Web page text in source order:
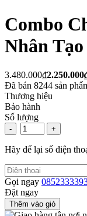
Combo
Nhân
3.480.000₫
Đã bán 8244 sản
Thương hiệu
Bảo hành
Số lượng
- +
Hãy để lại số điện
Gọi ngay
Đặt ngay
Thêm vào giỏ